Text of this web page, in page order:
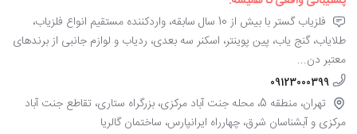
فلزیاب گستر با بیش از 10 سال سابقه، واردکننده مستقیم انواع فلزیاب،
طلایاب، گنج یاب، پین پوینتر، اسکنر سه بعدی، ردیاب و لوازم جانبی از برندهای
معتبر دن...
09123000399
تهران، منطقه 5، محله جنت آباد مرکزی، بزرگراه ستاری، تقاطع جنت آباد
مرکزی و آبشناسان شرق، چهارراه ایرانپارس، ساختمان گالریا